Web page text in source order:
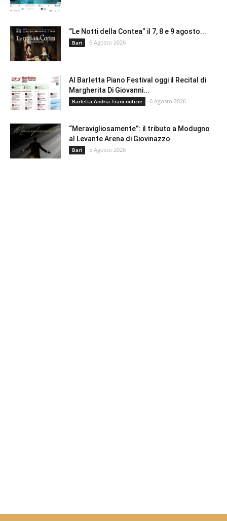
“Le Notti della Contea” il 7, 8 e 9 agosto...
Bari 6 Agosto 2026
Al Barletta Piano Festival oggi il Recital di
Margherita Di Giovanni...
Barletta-Andria-Trani notizie 6 Agosto 2026
“Meravigliosamente”: il tributo a Modugno
al Levante Arena di Giovinazzo
Bari 5 Agosto 2026